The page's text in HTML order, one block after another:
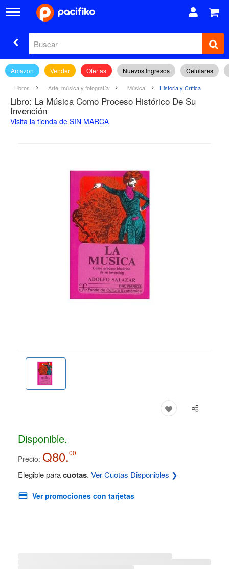
Amazon Vender Ofertas Nuevos Ingresos Celulares
Libros Arte, música y fotografía Música Historia y Crítica
Libro: La Música Como Proceso Histórico De Su
Invención
Visita la tienda de SIN MARCA
Disponible.
Precio: Q80.00
Elegible paracuotas. Ver Cuotas Disponibles ❯
Ver promociones con tarjetas